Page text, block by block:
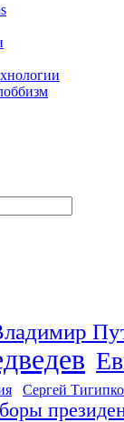
Сергей Тигипко